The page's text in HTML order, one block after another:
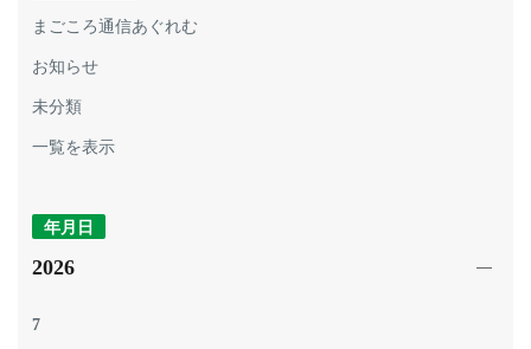
まごころ通信あぐれむ
お知らせ
未分類
一覧を表示
年月日
2026
7